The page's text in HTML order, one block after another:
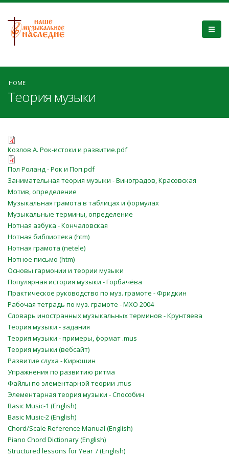
HOME
Теория музыки
Козлов А. Рок-истоки и развитие.pdf
Пол Роланд - Рок и Поп.pdf
Занимательная теория музыки - Виноградов, Красовская
Мотив, определение
Музыкальная грамота в таблицах и формулах
Музыкальные термины, определение
Нотная азбука - Кончаловская
Нотная библиотека (htm)
Нотная грамота (netele)
Нотное письмо (htm)
Основы гармонии и теории музыки
Популярная история музыки - Горбачёва
Практическое руководство по муз. грамоте - Фридкин
Рабочая тетрадь по муз. грамоте - МХО 2004
Словарь иностранных музыкальных терминов - Крунтяева
Теория музыки - задания
Теория музыки - примеры, формат .mus
Теория музыки (вебсайт)
Развитие слуха - Кирюшин
Упражнения по развитию ритма
Файлы по элементарной теории .mus
Элементарная теория музыки - Способин
Basic Music-1 (English)
Basic Music-2 (English)
Chord/Scale Reference Manual (English)
Piano Chord Dictionary (English)
Structured lessons for Year 7 (English)